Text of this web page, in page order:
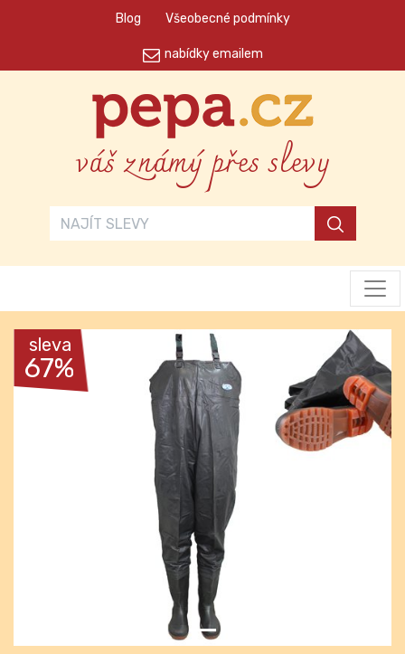
Blog Všeobecné podmínky
nabídky emailem
váš známý přes slevy
sleva
67%